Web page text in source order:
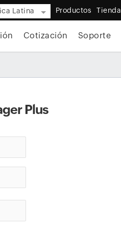
Latina Productos Tienda
Cotización Soporte
Plus